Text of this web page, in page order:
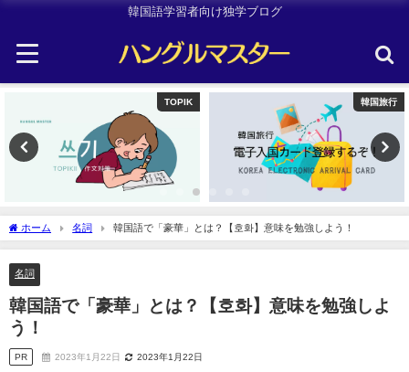
韓国語学習者向け独学ブログ
韓国旅行 韓国旅行
ホーム 名詞 韓国語で「豪華」とは？【호화】意味を勉強しよう！
名詞
韓国語で「豪華」とは？【호화】意味を勉強しよ
う！
PR 2023年1月22日 2023年1月22日